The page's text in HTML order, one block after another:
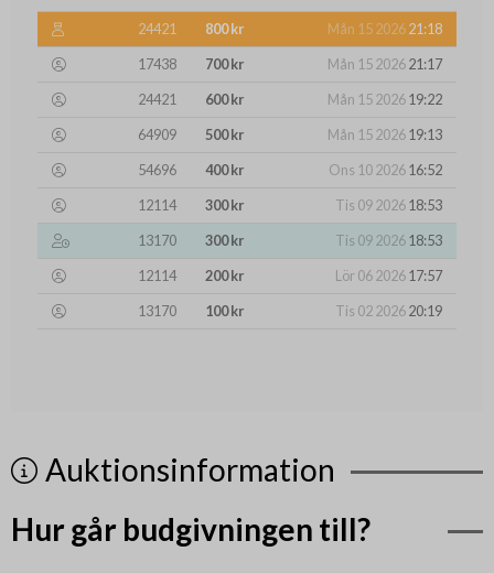
24421 800 kr Mån 15 202621:18
17438
700 kr Mån 15 202621:17
24421
600 kr Mån 15 202619:22
64909
500 kr Mån 15 202619:13
54696
400 kr Ons 10 202616:52
12114
300 kr Tis 09 202618:53
13170
300 kr Tis 09 202618:53
12114
200 kr Lör 06 202617:57
13170
100 kr Tis 02 202620:19
Auktionsinformation
Hur går budgivningen till?